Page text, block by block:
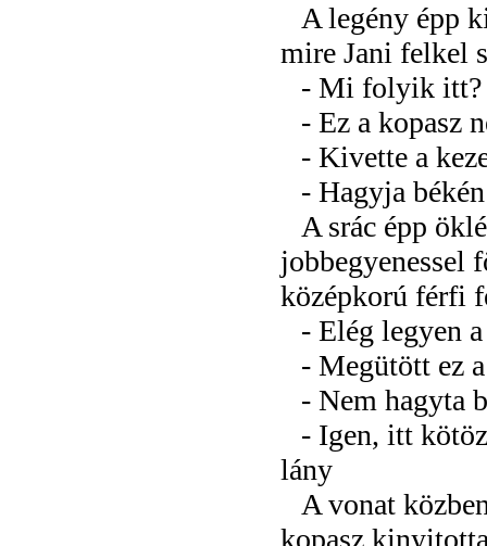
A legény épp
mire Jani felkel
- Mi folyik itt?
- Ez a kopasz
- Kivette a
- Hagyja
A srác épp
jobbegyenessel
középkorú férfi
- Elég legyen
- Megütött ez
- Nem hagyta
- Igen, itt
lány
A vonat